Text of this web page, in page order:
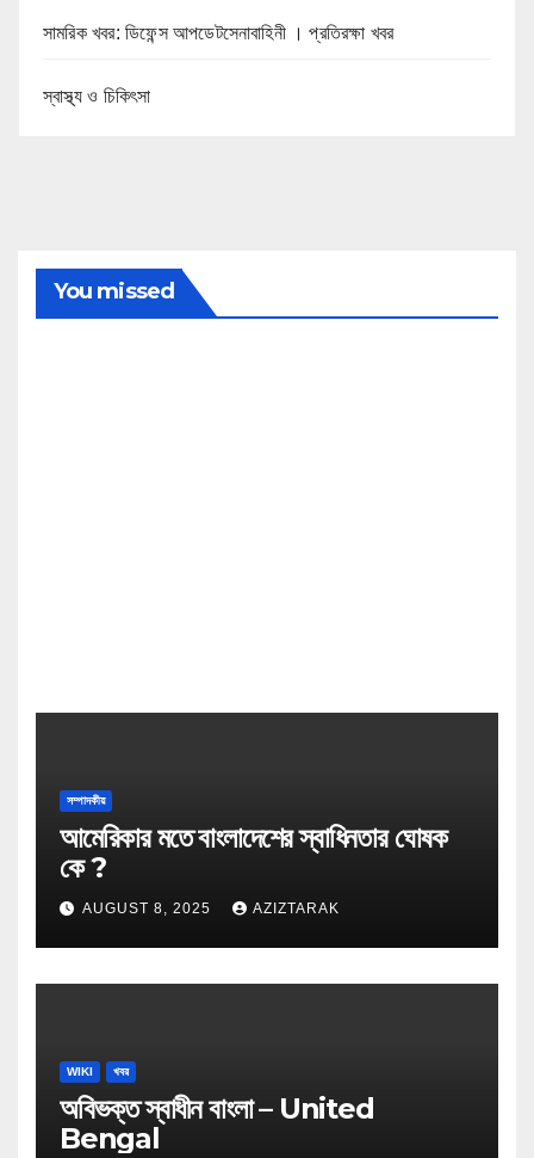
সামরিক খবর: ডিফেন্স আপডেটসেনাবাহিনী । প্রতিরক্ষা খবর
স্বাস্থ্য ও চিকিৎসা
You missed
সম্পাদকীয়
আমেরিকার মতে বাংলাদেশের স্বাধিনতার ঘোষক
কে ?
AUGUST 8, 2025 AZIZTARAK
WIKI খবর
অবিভক্ত স্বাধীন বাংলা – United
Bengal